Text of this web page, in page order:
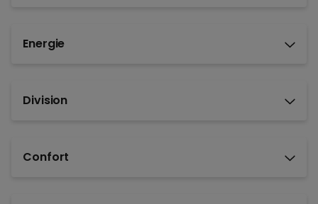
Energie
Division
Confort